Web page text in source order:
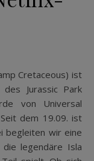
Jurassic Park
von Universal
dem 19.09. ist
begleiten wir eine
legendäre Isla